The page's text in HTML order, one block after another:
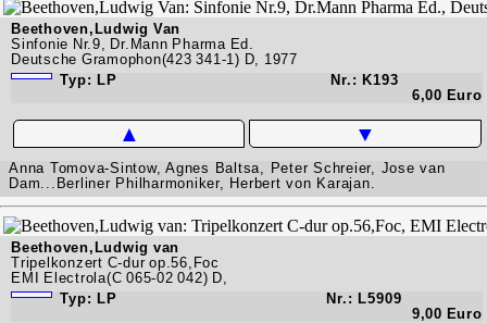
Beethoven,Ludwig Van
Sinfonie Nr.9, Dr.Mann Pharma Ed.
Deutsche Gramophon(423 341-1) D, 1977
Typ: LP
Nr.: K193
6,00 Euro
▲ ▼
Anna Tomova-Sintow, Agnes Baltsa, Peter Schreier, Jose van
Dam...Berliner Philharmoniker, Herbert von Karajan.
Beethoven,Ludwig van
Tripelkonzert C-dur op.56,Foc
EMI Electrola(C 065-02 042) D,
Typ: LP
Nr.: L5909
9,00 Euro